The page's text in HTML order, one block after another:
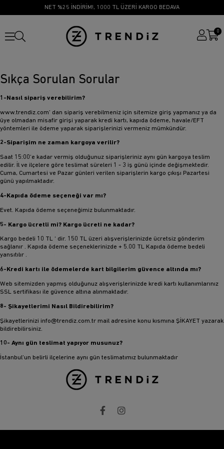
NET %25 İNDİRİM!, 1000 TL ÜZERİ KARGO BEDAVA
0
Sıkça Sorulan Sorular
1-Nasıl sipariş verebilirim?
www.trendiz.com’ dan sipariş verebilmeniz için sitemize giriş yapmanız ya da
üye olmadan misafir girişi yaparak kredi kartı, kapıda ödeme, havale/EFT
yöntemleri ile ödeme yaparak siparişlerinizi vermeniz mümkündür.
2-Siparişim ne zaman kargoya verilir?
Saat 15:00’e kadar vermiş olduğunuz siparişleriniz aynı gün kargoya teslim
edilir. İl ve ilçelere göre teslimat süreleri 1 - 3 iş günü içinde değişmektedir.
Cuma, Cumartesi ve Pazar günleri verilen siparişlerin kargo çıkışı Pazartesi
günü yapılmaktadır.
4-Kapıda ödeme seçeneği var mı?
Evet. Kapıda ödeme seçeneğimiz bulunmaktadır.
5- Kargo ücretli mi? Kargo ücreti ne kadar?
Kargo bedeli 10 TL ‘ dir. 150 TL üzeri alışverişlerinizde ücretsiz gönderim
sağlanır . Kapıda ödeme seçeneklerinizde + 5.00 TL Kapıda ödeme bedeli
yansıtılır .
6-Kredi kartı ile ödemelerde kart bilgilerim güvence altında mı?
Web sitemizden yapmış olduğunuz alışverişlerinizde kredi kartı kullanımlarınız
SSL sertifikası ile güvence altına alınmaktadır.
8- Şikayetlerimi Nasıl Bildirebilirim?
Şikayetlerinizi info@trendiz.com.tr mail adresine konu kısmına ŞİKAYET yazarak
bildirebilirsiniz.
10- Aynı gün teslimat yapıyor musunuz?
İstanbul’un belirli ilçelerine aynı gün teslimatımız bulunmaktadır